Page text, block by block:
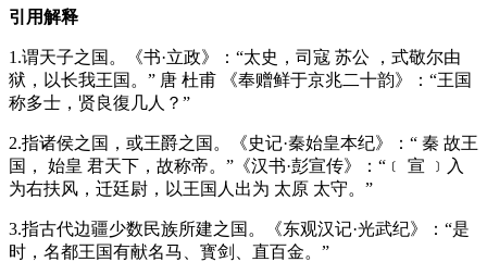
引用解释
1.谓天子之国。《书·立政》：“太史，司寇 苏公 ，式敬尔由
狱，以长我王国。” 唐 杜甫 《奉赠鲜于京兆二十韵》：“王国
称多士，贤良復几人？”
2.指诸侯之国，或王爵之国。《史记·秦始皇本纪》：“ 秦 故王
国， 始皇 君天下，故称帝。”《汉书·彭宣传》：“﹝ 宣 ﹞入
为右扶风，迁廷尉，以王国人出为 太原 太守。”
3.指古代边疆少数民族所建之国。《东观汉记·光武纪》：“是
时，名都王国有献名马、寳剑、直百金。”